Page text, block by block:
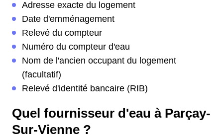
Adresse exacte du logement
Date d'emménagement
Relevé du compteur
Numéro du compteur d'eau
Nom de l'ancien occupant du logement
(facultatif)
Relevé d'identité bancaire (RIB)
Quel fournisseur d'eau à Parçay-
Sur-Vienne ?